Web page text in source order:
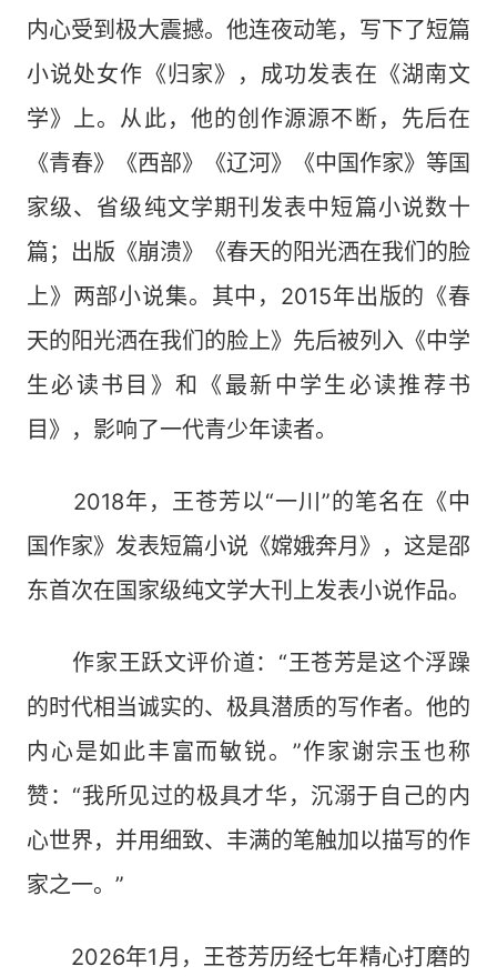
内心受到极大震撼。他连夜动笔，写下了短篇
小说处女作《归家》，成功发表在《湖南文
学》上。从此，他的创作源源不断，先后在
《青春》《西部》《辽河》《中国作家》等国
家级、省级纯文学期刊发表中短篇小说数十
篇；出版《崩溃》《春天的阳光洒在我们的脸
上》两部小说集。其中，2015年出版的《春
天的阳光洒在我们的脸上》先后被列入《中学
生必读书目》和《最新中学生必读推荐书
目》，影响了一代青少年读者。
2018年，王苍芳以“一川”的笔名在《中
国作家》发表短篇小说《嫦娥奔月》，这是邵
东首次在国家级纯文学大刊上发表小说作品。
作家王跃文评价道：“王苍芳是这个浮躁
的时代相当诚实的、极具潜质的写作者。他的
内心是如此丰富而敏锐。”作家谢宗玉也称
赞：“我所见过的极具才华，沉溺于自己的内
心世界，并用细致、丰满的笔触加以描写的作
家之一。”
2026年1月，王苍芳历经七年精心打磨的